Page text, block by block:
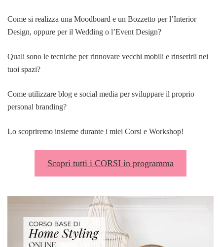
Come si realizza una Moodboard e un Bozzetto per l’Interior
Design, oppure per il Wedding o l’Event Design?
Quali sono le tecniche per rinnovare vecchi mobili e rinserirli nei
tuoi spazi?
Come utilizzare blog e social media per sviluppare il proprio
personal branding?
Lo scopriremo insieme durante i miei Corsi e Workshop!
Scopri tutti i CORSI in programma